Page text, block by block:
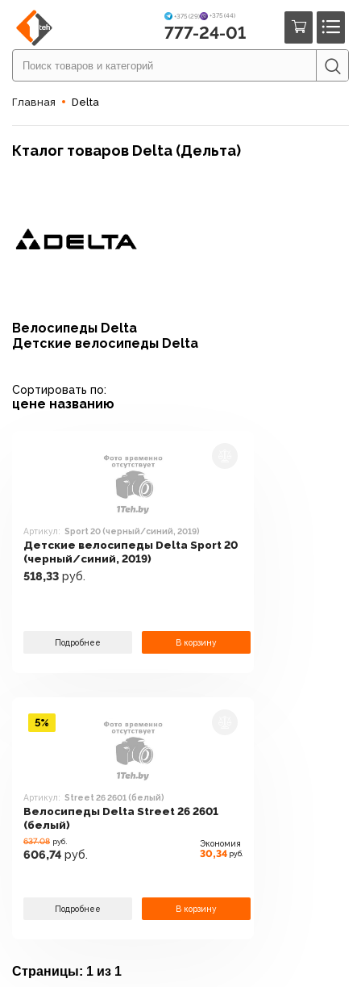
+375 (29) +375 (44)
777-24-01
Главная Delta
Кталог товаров Delta (Дельта)
Велосипеды Delta
Детские велосипеды Delta
Сортировать по:
цене названию
Артикул: Sport 20 (черный/синий, 2019)
Детские велосипеды Delta Sport 20
(черный/синий, 2019)
518,33 руб.
Подробнее В корзину
Артикул: Street 26 2601 (белый)
Велосипеды Delta Street 26 2601
(белый)
637.08 руб.
606,74 руб.
Экономия
30,34 руб.
Подробнее В корзину
5%
Страницы: 1 из 1